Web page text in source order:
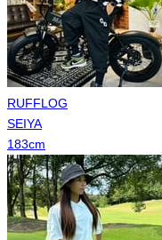
RUFFLOG
SEIYA
183cm